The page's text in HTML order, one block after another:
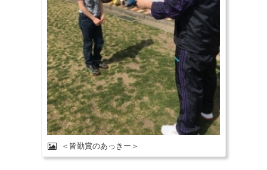
＜皆勤賞のあっきー＞